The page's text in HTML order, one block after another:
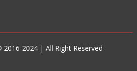
2024 | All Right Reserved